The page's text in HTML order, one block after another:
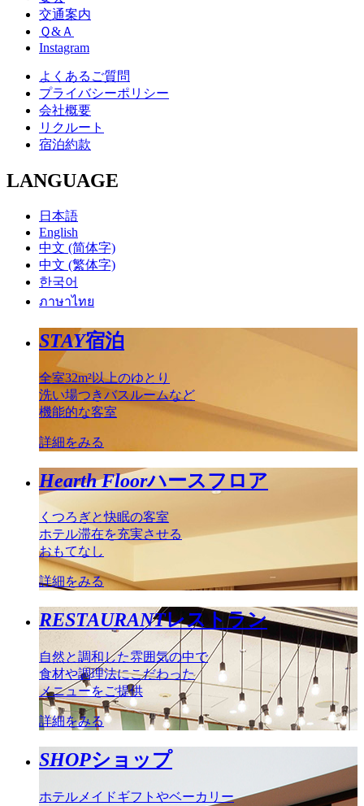
交通案内
Ｑ&Ａ
Instagram
よくあるご質問
プライバシーポリシー
会社概要
リクルート
宿泊約款
LANGUAGE
日本語
English
中文 (简体字)
中文 (繁体字)
한국어
ภาษาไทย
STAY宿泊
全室32m²以上のゆとり
洗い場つきバスルームなど
機能的な客室
詳細をみる
Hearth Floorハースフロア
くつろぎと快眠の客室
ホテル滞在を充実させる
おもてなし
詳細をみる
RESTAURANTレストラン
自然と調和した雰囲気の中で
食材や調理法にこだわった
メニューをご提供
詳細をみる
SHOPショップ
ホテルメイドギフトやベーカリー